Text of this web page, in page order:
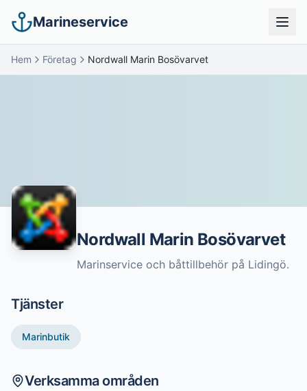
Marineservice
Hem Företag Nordwall Marin Bosövarvet
Nordwall Marin Bosövarvet
Marinservice och båttillbehör på Lidingö.
Tjänster
Marinbutik
Verksamma områden